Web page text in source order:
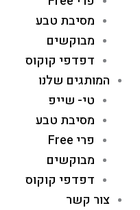
מסיבת טבע
מבוקשים
דפדפי קוקוס
המותגים שלנו
טי- שייפ
מסיבת טבע
פרי Free
מבוקשים
דפדפי קוקוס
צור קשר